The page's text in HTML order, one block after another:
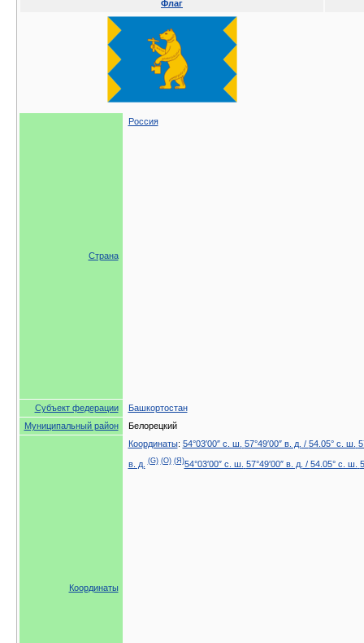
Флаг
Страна
Россия
Субъект федерации
Башкортостан
Муниципальный район
Белорецкий
Координаты
Координаты: 54°03′00″ с. ш. 57°49′00″ в. д. / 54.05° с. ш.
в. д. (G) (O) (Я)54°03′00″ с. ш. 57°49′00″ в. д. / 54.05° с. ш.